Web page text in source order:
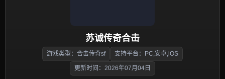
苏诚传奇合击
游戏类型：合击传奇sf 支持平台：PC,安卓,iOS
更新时间：2026年07月04日